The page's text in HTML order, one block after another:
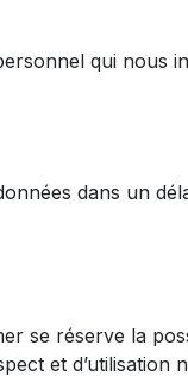
qui nous
dans un
se réserve la
et d’utilisation